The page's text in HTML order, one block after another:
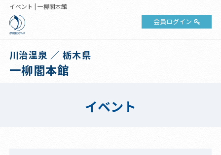
イベント | 一柳閣本館
会員ログイン
川治温泉 ／ 栃木県
一柳閣本館
イベント